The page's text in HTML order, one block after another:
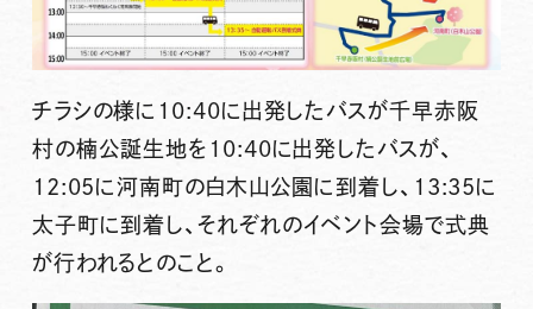
チラシの様に10:40に出発したバスが千早赤阪
村の楠公誕生地を10:40に出発したバスが、
12:05に河南町の白木山公園に到着し、13:35に
太子町に到着し、それぞれのイベント会場で式典
が行われるとのこと。